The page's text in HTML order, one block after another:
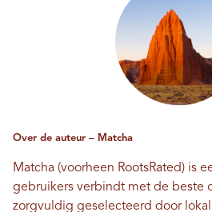
Over de auteur – Matcha
Matcha (voorheen RootsRated) is
gebruikers verbindt met de beste
zorgvuldig geselecteerd door